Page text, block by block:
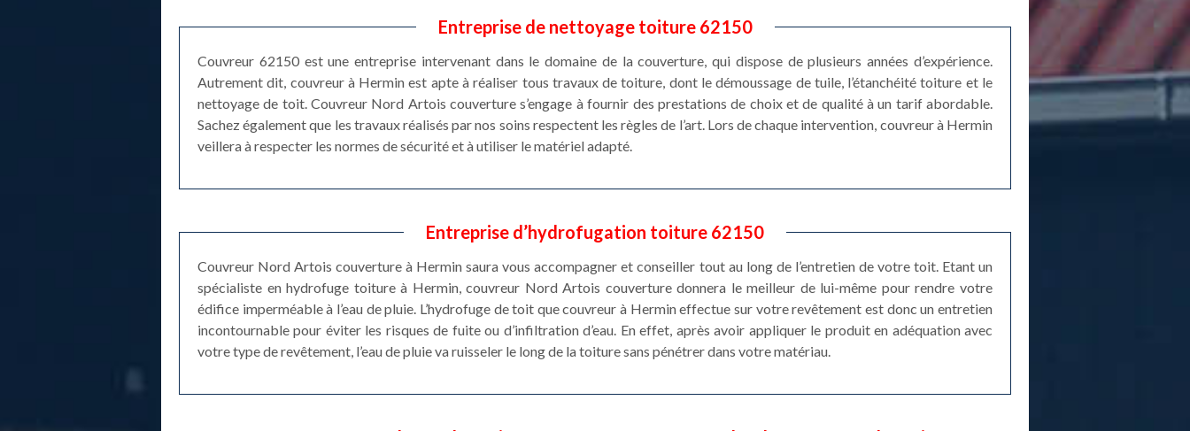
Entreprise de nettoyage toiture 62150
Couvreur 62150 est une entreprise intervenant dans le domaine de la couverture, qui dispose de plusieurs années d’expérience.
Autrement dit, couvreur à Hermin est apte à réaliser tous travaux de toiture, dont le démoussage de tuile, l’étanchéité toiture et le
nettoyage de toit. Couvreur Nord Artois couverture s’engage à fournir des prestations de choix et de qualité à un tarif abordable.
Sachez également que les travaux réalisés par nos soins respectent les règles de l’art. Lors de chaque intervention, couvreur à Hermin
veillera à respecter les normes de sécurité et à utiliser le matériel adapté.
Entreprise d’hydrofugation toiture 62150
Couvreur Nord Artois couverture à Hermin saura vous accompagner et conseiller tout au long de l’entretien de votre toit. Etant un
spécialiste en hydrofuge toiture à Hermin, couvreur Nord Artois couverture donnera le meilleur de lui-même pour rendre votre
édifice imperméable à l’eau de pluie. L’hydrofuge de toit que couvreur à Hermin effectue sur votre revêtement est donc un entretien
incontournable pour éviter les risques de fuite ou d’infiltration d’eau. En effet, après avoir appliquer le produit en adéquation avec
votre type de revêtement, l’eau de pluie va ruisseler le long de la toiture sans pénétrer dans votre matériau.